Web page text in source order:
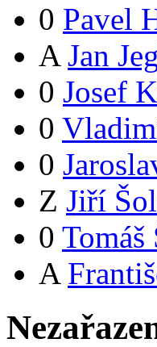
0 Pavel
A Jan
0 Josef
0
0
Z Jiří
0 Tomáš
A